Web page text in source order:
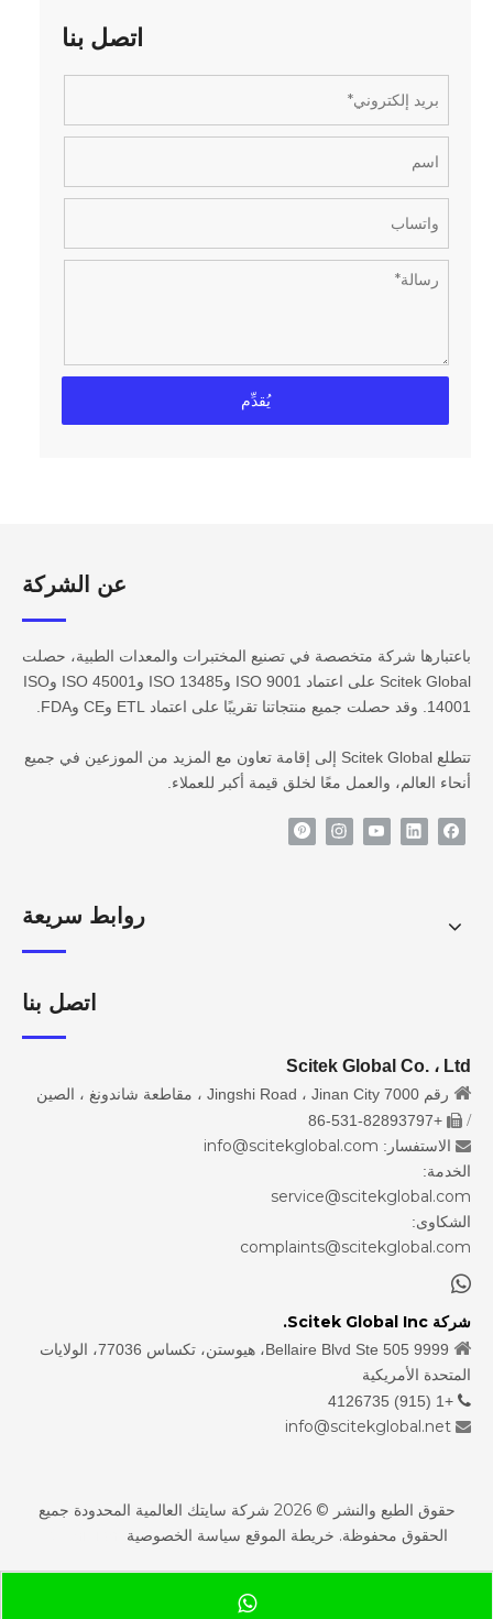
اتصل بنا
يُقدِّم
عن الشركة​​​​​​
باعتبارها شركة متخصصة في تصنيع المختبرات والمعدات الطبية، حصلت
Scitek Global على اعتماد ISO 9001 وISO 13485 وISO 45001 وISO
14001. وقد حصلت جميع منتجاتنا تقريبًا على اعتماد ETL وCE وFDA.
تتطلع Scitek Global إلى إقامة تعاون مع المزيد من الموزعين في جميع
أنحاء العالم، والعمل معًا لخلق قيمة أكبر للعملاء.
روابط سريعة
اتصل بنا
Scitek Global Co. ، Ltd
 رقم 7000 Jingshi Road ، Jinan City ، مقاطعة شاندونغ ، الصين
/

+86-531-82893797
 الاستفسار: info@scitekglobal.com
الخدمة:
service@scitekglobal.com
الشكاوى:
complaints@scitekglobal.com

شركة Scitek Global Inc.

9999 Bellaire Blvd Ste 505، هيوستن، تكساس 77036، الولايات
المتحدة الأمريكية

+1 (915) 4126735

info@scitekglobal.net
حقوق الطبع والنشر ©2026 شركة سايتك العالمية المحدودة جميع
الحقوق محفوظة. خريطة الموقع سياسة الخصوصية